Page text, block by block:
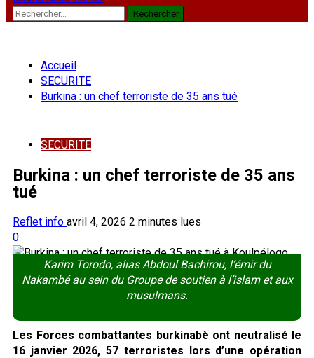
Rechercher :
Accueil
SECURITE
Burkina : un chef terroriste de 35 ans tué
SECURITE
Burkina : un chef terroriste de 35 ans
tué
Reflet info avril 4, 2026 2 minutes lues
0
Karim Torodo, alias Abdoul Bachirou, l’émir du
Nakambé au sein du Groupe de soutien à l’islam et aux
musulmans.
Les Forces combattantes burkinabè ont neutralisé le
16 janvier 2026, 57 terroristes lors d’une opération